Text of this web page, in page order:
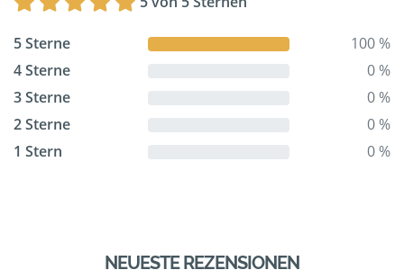
5 Sterne
100 %
4 Sterne
0 %
3 Sterne
0 %
2 Sterne
0 %
1 Stern
0 %
NEUESTE REZENSIONEN